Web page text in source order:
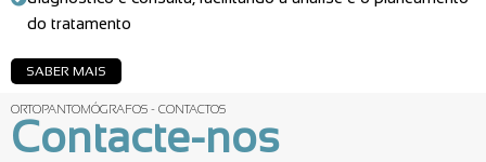
do tratamento
SABER MAIS
ORTOPANTOMÓGRAFOS - CONTACTOS
Contacte-nos